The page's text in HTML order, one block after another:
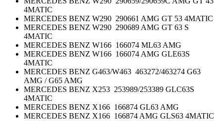
4MATIC
MERCEDES BENZ W290 290661 AMG GT 53 4MATIC
MERCEDES BENZ W290 290689 AMG GT 63 S
4MATIC
MERCEDES BENZ W166 166074 ML63 AMG
MERCEDES BENZ W166 166074 AMG GLE63S
4MATIC
MERCEDES BENZ G463/W463 463272/463274 G63
AMG / G65 AMG
MERCEDES BENZ X253 253989/253389 GLC63S
4MATIC
MERCEDES BENZ X166 166874 GL63 AMG
MERCEDES BENZ X166 166874 AMG GLS63 4MATIC